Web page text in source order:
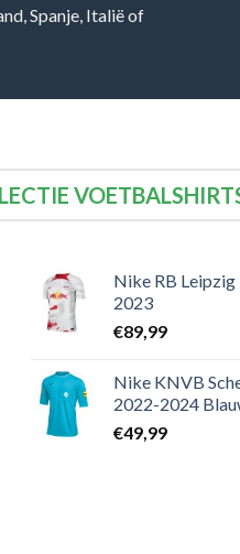
Spanje, Italië of
Nike RB
2023
€89,99
Nike KNVB
2022-2024
€49,99